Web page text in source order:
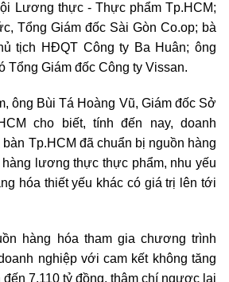
Lương thực - Thực phẩm Tp.HCM;
Tổng Giám đốc Sài Gòn Co.op; bà
tịch HĐQT Công ty Ba Huân; ông
Tổng Giám đốc Công ty Vissan.
ông Bùi Tá Hoàng Vũ, Giám đốc Sở
cho biết, tính đến nay, doanh
Tp.HCM đã chuẩn bị nguồn hàng
lương thực thực phẩm, nhu yếu
hóa thiết yếu khác có giá trị lên tới
hàng hóa tham gia chương trình
nghiệp với cam kết không tăng
7.110 tỷ đồng, thậm chí ngược lại